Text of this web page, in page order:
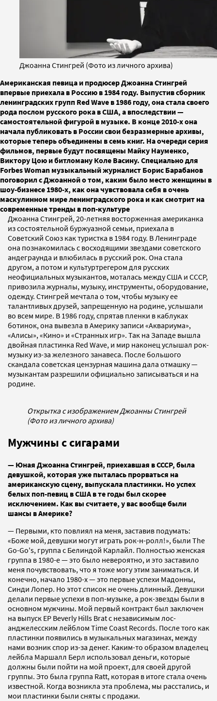
Джоанна Стингрей (Фото из личного архива)
Американская певица и продюсер Джоанна Стингрей
впервые приехала в Россию в 1984 году. Выпустив сборник
ленинградских групп Red Wave в 1986 году, она стала своего
рода послом русского рока в США, а впоследствии —
самостоятельной фигурой в музыке. В конце 2010-х она
начала публиковать в России свои безразмерные архивы,
которые теперь объединены в семь книг. На очереди серия
фильмов, первые будут посвящены Майку Науменко,
Виктору Цою и битломану Коле Васину. Специально для
Forbes Woman музыкальный журналист Борис Барабанов
поговорил с Джоанной о том, каким было место женщины в
шоу-бизнесе 1980-х, как она чувствовала себя в очень
маскулинном мире ленинградского рока и как смотрит на
современные тренды в поп-культуре
Джоанна Стингрей, 20-летняя восторженная американка
из состоятельной буржуазной семьи, приехала в
Советский Союз как туристка в 1984 году. В Ленинграде
она познакомилась с восходящими звездами советского
андеграунда и влюбилась в русский рок. Она стала
другом, а потом и культуртрегером для русских
неофициальных музыкантов, моталась между США и СССР,
привозила журналы, музыку, инструменты, оборудование,
одежду. Стингрей мечтала о том, чтобы музыку ее
талантливых друзей, запрещенную на родине, услышали
во всем мире. В 1986 году, спрятав пленки в каблуках
ботинок, она вывезла в Америку записи «Аквариума»,
«Алисы», «Кино» и «Странных игр». Так на Западе вышла
двойная пластинка Red Wave, и мир наконец услышал рок-
музыку из-за железного занавеса. После большого
скандала советская цензурная машина дала отмашку —
музыкантам разрешили официально записываться и на
родине.
Открытка с изображением Джоанны Стингрей
(Фото из личного архива)
Мужчины с сигарами
— Юная Джоанна Стингрей, приехавшая в СССР, была
девушкой, которая уже пыталась прорваться на
американскую сцену, выпускала пластинки. Но успех
белых поп-певиц в США в те годы был скорее
исключением. Как вы считаете, у вас вообще были
шансы в Америке?
— Первыми, кто повлиял на меня, заставив подумать:
«Боже мой, девушки могут играть рок-н-ролл!», были The
Go-Go's, группа с Белиндой Карлайл. Полностью женская
группа в 1980-е — это было невероятно, и это заставило
меня почувствовать, что я тоже могу этим заниматься. И
конечно, начало 1980-х — это первые успехи Мадонны,
Синди Лопер. Но этот список не очень длинный. Девушки
делали первые успехи в поп-музыке, а рок-звезды были в
основном мужчины. Мой первый контракт был заключен
на выпуск EP Beverly Hills Brat с независимым лос-
анджелесским лейблом Time Coast Records. После того как
пластинки появились в музыкальных магазинах, между
нами возник спор из-за денег. Каким-то образом владелец
лейбла Маршалл Берл использовал деньги, которые
должны были пойти на мой проект, для своей другой
группы. Это была группа Ratt, которая в итоге стала очень
известной. Когда возникла эта проблема, мы расстались, и
мои пластинки были сняты с продажи.